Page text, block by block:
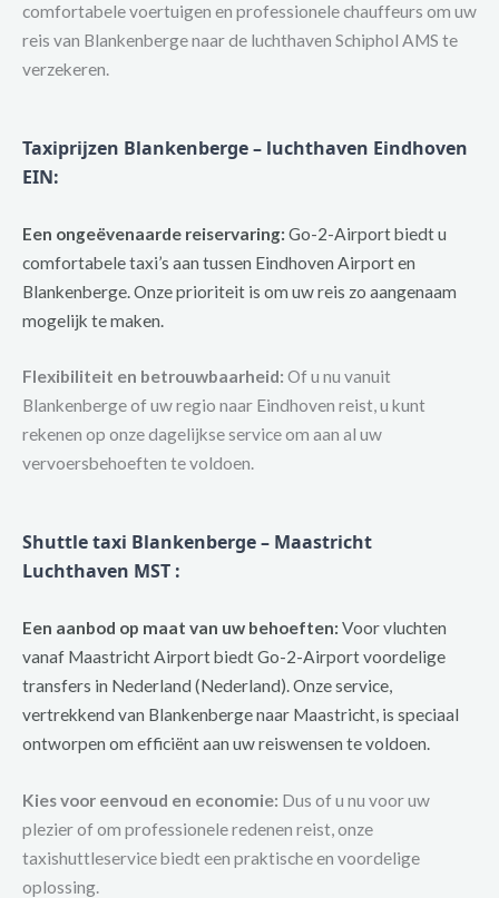
comfortabele voertuigen en professionele chauffeurs om uw
reis van Blankenberge naar de luchthaven Schiphol AMS te
verzekeren.
Taxiprijzen Blankenberge – luchthaven Eindhoven
EIN:
Een ongeëvenaarde reiservaring: Go-2-Airport biedt u
comfortabele taxi’s aan tussen Eindhoven Airport en
Blankenberge. Onze prioriteit is om uw reis zo aangenaam
mogelijk te maken.
Flexibiliteit en betrouwbaarheid: Of u nu vanuit
Blankenberge of uw regio naar Eindhoven reist, u kunt
rekenen op onze dagelijkse service om aan al uw
vervoersbehoeften te voldoen.
Shuttle taxi Blankenberge – Maastricht
Luchthaven MST :
Een aanbod op maat van uw behoeften: Voor vluchten
vanaf Maastricht Airport biedt Go-2-Airport voordelige
transfers in Nederland (Nederland). Onze service,
vertrekkend van Blankenberge naar Maastricht, is speciaal
ontworpen om efficiënt aan uw reiswensen te voldoen.
Kies voor eenvoud en economie: Dus of u nu voor uw
plezier of om professionele redenen reist, onze
taxishuttleservice biedt een praktische en voordelige
oplossing.